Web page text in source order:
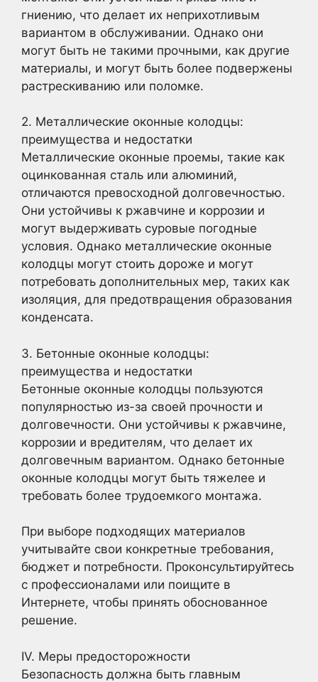
гниению, что делает их неприхотливым
вариантом в обслуживании. Однако они
могут быть не такими прочными, как другие
материалы, и могут быть более подвержены
растрескиванию или поломке.
2. Металлические оконные колодцы:
преимущества и недостатки
Металлические оконные проемы, такие как
оцинкованная сталь или алюминий,
отличаются превосходной долговечностью.
Они устойчивы к ржавчине и коррозии и
могут выдерживать суровые погодные
условия. Однако металлические оконные
колодцы могут стоить дороже и могут
потребовать дополнительных мер, таких как
изоляция, для предотвращения образования
конденсата.
3. Бетонные оконные колодцы:
преимущества и недостатки
Бетонные оконные колодцы пользуются
популярностью из-за своей прочности и
долговечности. Они устойчивы к ржавчине,
коррозии и вредителям, что делает их
долговечным вариантом. Однако бетонные
оконные колодцы могут быть тяжелее и
требовать более трудоемкого монтажа.
При выборе подходящих материалов
учитывайте свои конкретные требования,
бюджет и потребности. Проконсультируйтесь
с профессионалами или поищите в
Интернете, чтобы принять обоснованное
решение.
IV. Меры предосторожности
Безопасность должна быть главным